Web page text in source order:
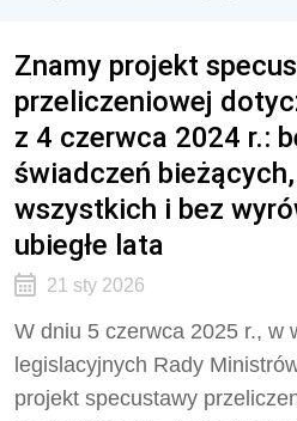
Znamy projekt
przeliczeniowej
z 4 czerwca 2024 r.:
świadczeń
wszystkich i bez
ubiegłe lata
21 sty 2026
W dniu 5 czerwca 2025 r., w
legislacyjnych Rady
projekt specustawy